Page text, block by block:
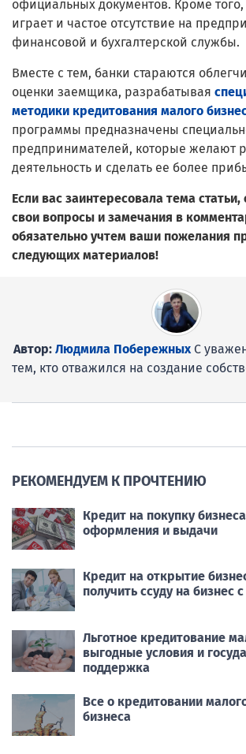
официальных документов. Кроме
играет и частое отсутствие на
финансовой и бухгалтерской службы.
Вместе с тем, банки стараются
оценки заемщика, разрабатывая
методики кредитования малого
программы предназначены
предпринимателей, которые желают
деятельность и сделать ее более
Если вас заинтересовала тема статьи,
свои вопросы и замечания в
обязательно учтем ваши пожелания
следующих материалов!
Автор: Людмила ПобережныхС
тем, кто отважился на создание
РЕКОМЕНДУЕМ К ПРОЧТЕНИЮ
Кредит на покупку
оформления и выдачи
Кредит на открытие
получить ссуду на бизнес
Льготное кредитование
выгодные условия и
поддержка
Все о кредитовании
бизнеса